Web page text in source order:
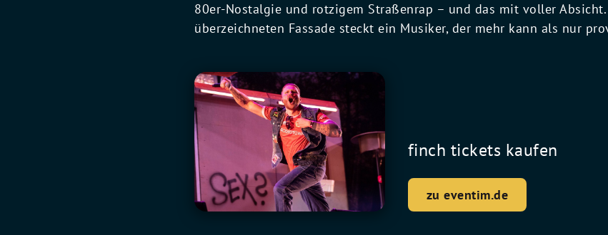
80er-Nostalgie und rotzigem Straßenrap – und das mit voller
überzeichneten Fassade steckt ein Musiker, der mehr kann als nur
finch tickets kaufen
zu eventim.de